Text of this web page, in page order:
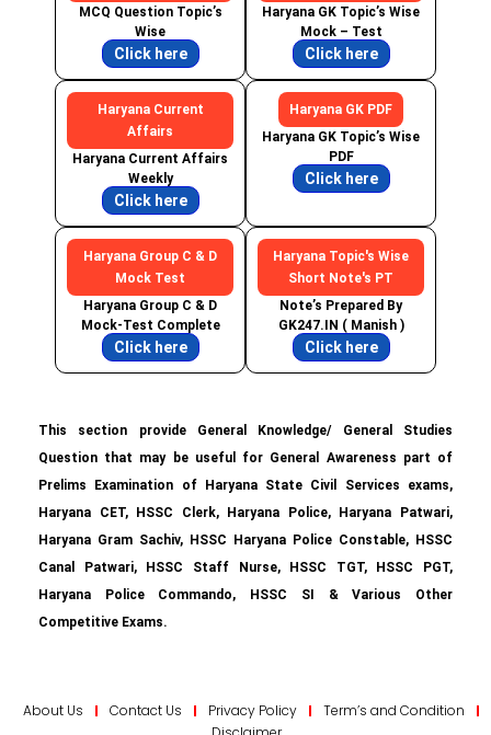
MCQ Question Topic’s
Wise
Click here
Haryana GK Topic’s Wise
Mock – Test
Click here
Haryana Current
Affairs
Haryana Current Affairs
Weekly
Click here
Haryana GK PDF
Haryana GK Topic’s Wise
PDF
Click here
Haryana Group C & D
Mock Test
Haryana Group C & D
Mock-Test Complete
Click here
Haryana Topic's Wise
Short Note's PT
Note’s Prepared By
GK247.IN ( Manish )
Click here
This section provide General Knowledge/ General Studies
Question that may be useful for General Awareness part of
Prelims Examination of Haryana State Civil Services exams,
Haryana CET, HSSC Clerk, Haryana Police, Haryana Patwari,
Haryana Gram Sachiv, HSSC Haryana Police Constable, HSSC
Canal Patwari, HSSC Staff Nurse, HSSC TGT, HSSC PGT,
Haryana Police Commando, HSSC SI & Various Other
Competitive Exams.
About Us Contact Us Privacy Policy
Term’s and Condition